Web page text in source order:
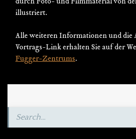
illustriert.
Alle weiteren Informationen und
Vortrags-Link erhalten Sie auf der
Fugger-Zentrums.